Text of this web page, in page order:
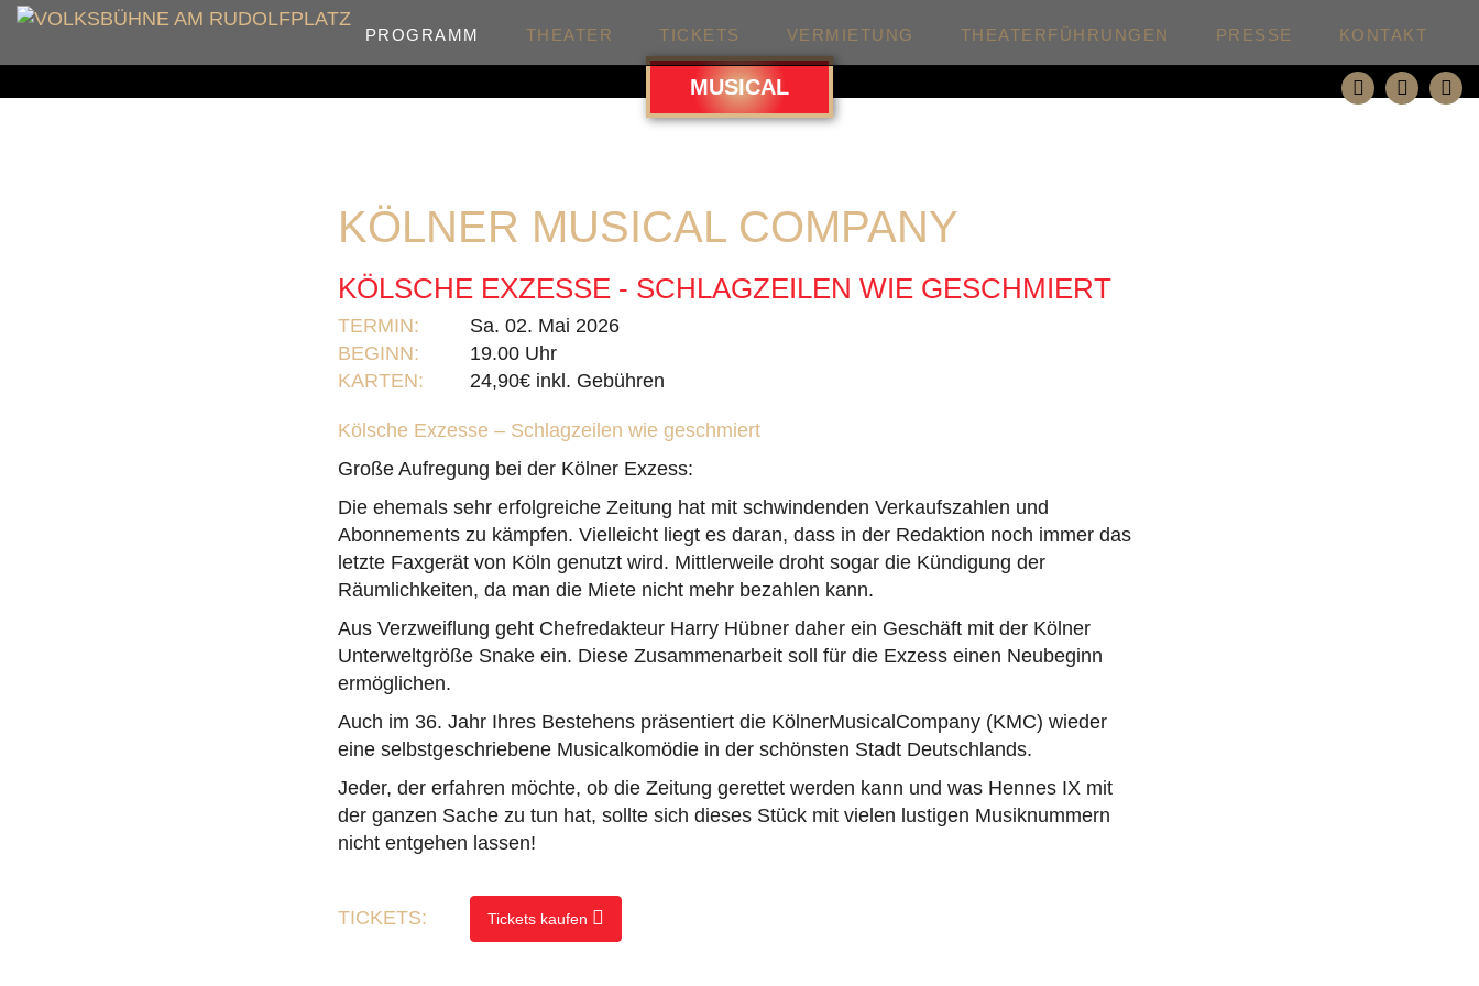
PROGRAMM THEATER TICKETS VERMIETUNG THEATERFÜHRUNGEN PRESSE KONTAKT
MUSICAL
KÖLNER MUSICAL COMPANY
KÖLSCHE EXZESSE - SCHLAGZEILEN WIE GESCHMIERT
TERMIN:
Sa. 02. Mai 2026
BEGINN:
19.00 Uhr
KARTEN:
24,90€ inkl. Gebühren
Kölsche Exzesse – Schlagzeilen wie geschmiert
Große Aufregung bei der Kölner Exzess:
Die ehemals sehr erfolgreiche Zeitung hat mit schwindenden Verkaufszahlen und
Abonnements zu kämpfen. Vielleicht liegt es daran, dass in der Redaktion noch immer das
letzte Faxgerät von Köln genutzt wird. Mittlerweile droht sogar die Kündigung der
Räumlichkeiten, da man die Miete nicht mehr bezahlen kann.
Aus Verzweiflung geht Chefredakteur Harry Hübner daher ein Geschäft mit der Kölner
Unterweltgröße Snake ein. Diese Zusammenarbeit soll für die Exzess einen Neubeginn
ermöglichen.
Auch im 36. Jahr Ihres Bestehens präsentiert die KölnerMusicalCompany (KMC) wieder
eine selbstgeschriebene Musicalkomödie in der schönsten Stadt Deutschlands.
Jeder, der erfahren möchte, ob die Zeitung gerettet werden kann und was Hennes IX mit
der ganzen Sache zu tun hat, sollte sich dieses Stück mit vielen lustigen Musiknummern
nicht entgehen lassen!
TICKETS: Tickets kaufen